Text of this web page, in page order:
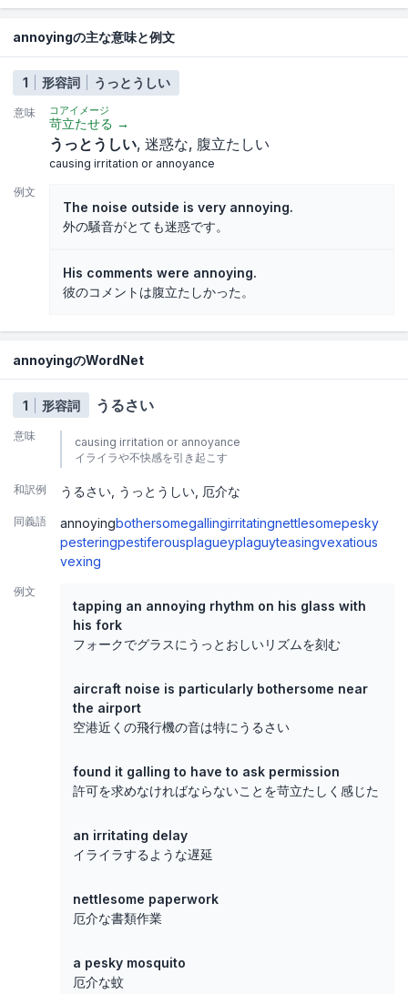
annoyingの主な意味と例文
1 形容詞 うっとうしい
意味 コアイメージ
苛立たせる →
うっとうしい 迷惑な 腹立たしい
causing irritation or annoyance
例文
The noise outside is very annoying.
外の騒音がとても迷惑です。
His comments were annoying.
彼のコメントは腹立たしかった。
annoyingのWordNet
1 形容詞 うるさい
意味
causing irritation or annoyance
イライラや不快感を引き起こす
和訳例 うるさい うっとうしい 厄介な
同義語 annoyingbothersomegallingirritatingnettlesomepesky
pesteringpestiferousplagueyplaguyteasingvexatious
vexing
例文
tapping an annoying rhythm on his glass with
his fork
フォークでグラスにうっとおしいリズムを刻む
aircraft noise is particularly bothersome near
the airport
空港近くの飛行機の音は特にうるさい
found it galling to have to ask permission
許可を求めなければならないことを苛立たしく感じた
an irritating delay
イライラするような遅延
nettlesome paperwork
厄介な書類作業
a pesky mosquito
厄介な蚊